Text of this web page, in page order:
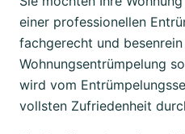
einer professionellen
fachgerecht und
Wohnungsentrümpelung
wird vom
vollsten Zufriedenheit